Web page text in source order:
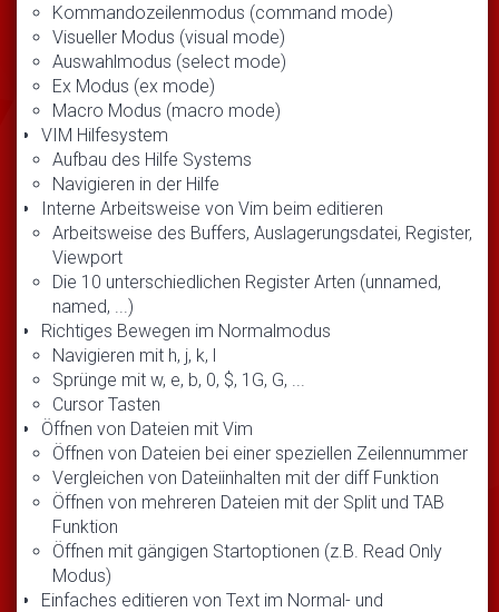
Kommandozeilenmodus (command mode)
Visueller Modus (visual mode)
Auswahlmodus (select mode)
Ex Modus (ex mode)
Macro Modus (macro mode)
VIM Hilfesystem
Aufbau des Hilfe Systems
Navigieren in der Hilfe
Interne Arbeitsweise von Vim beim editieren
Arbeitsweise des Buffers, Auslagerungsdatei, Register,
Viewport
Die 10 unterschiedlichen Register Arten (unnamed,
named, ...)
Richtiges Bewegen im Normalmodus
Navigieren mit h, j, k, l
Sprünge mit w, e, b, 0, $, 1G, G, ...
Cursor Tasten
Öffnen von Dateien mit Vim
Öffnen von Dateien bei einer speziellen Zeilennummer
Vergleichen von Dateiinhalten mit der diff Funktion
Öffnen von mehreren Dateien mit der Split und TAB
Funktion
Öffnen mit gängigen Startoptionen (z.B. Read Only
Modus)
Einfaches editieren von Text im Normal- und